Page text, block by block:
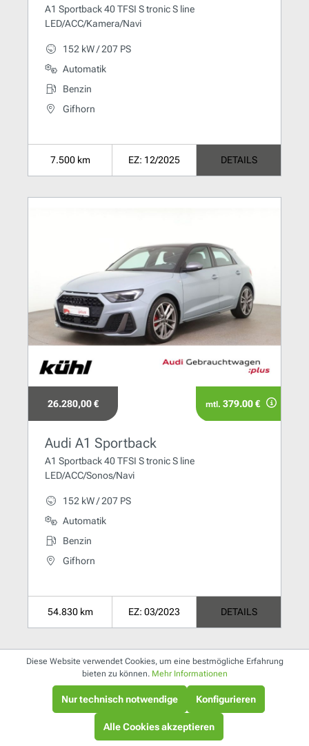
A1 Sportback 40 TFSI S tronic S line
LED/ACC/Kamera/Navi
152 kW / 207 PS
Automatik
Benzin
Gifhorn
7.500 km EZ: 12/2025 DETAILS
26.280,00 € mtl. 379.00 €
Audi A1 Sportback
A1 Sportback 40 TFSI S tronic S line
LED/ACC/Sonos/Navi
152 kW / 207 PS
Automatik
Benzin
Gifhorn
54.830 km EZ: 03/2023 DETAILS
Diese Website verwendet Cookies, um eine bestmögliche Erfahrung
bieten zu können. Mehr Informationen
Nur technisch notwendige Konfigurieren
Alle Cookies akzeptieren